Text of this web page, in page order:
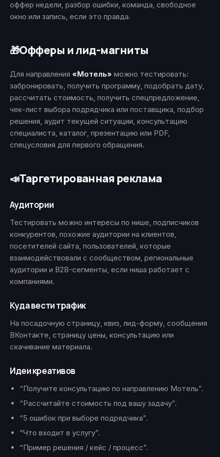
оффер недели, разбор ошибки, команда, свободное
окно или запись, если это правда.
🎁Офферы и лид-магниты
Для направления «Мотель» можно тестировать:
забронировать, получить программу, подобрать дату,
рассчитать стоимость, получить спецпредложение,
чек-лист выбора подрядчика или поставщика, подбор
решения, аудит текущей ситуации, консультацию
специалиста, каталог, презентацию или PDF,
спецусловия для первого обращения.
📣Таргетированная реклама
Аудитории
Тестировать можно интересы по нише, подписчиков
конкурентов, похожие аудитории на клиентов,
посетителей сайта, пользователей, которые
взаимодействовали с сообществом, региональные
аудитории и B2B-сегменты, если ниша работает с
компаниями.
Куда вести трафик
На посадочную страницу, квиз, лид-форму, сообщения
ВКонтакте, страницу цены, консультацию или
скачивание материала.
Идеи креативов
“Получите консультацию по направлению Мотель”.
“Рассчитайте стоимость под вашу задачу”.
“5 ошибок при выборе подрядчика”.
“Что входит в услугу”.
“Пример решения / кейс / процесс”.